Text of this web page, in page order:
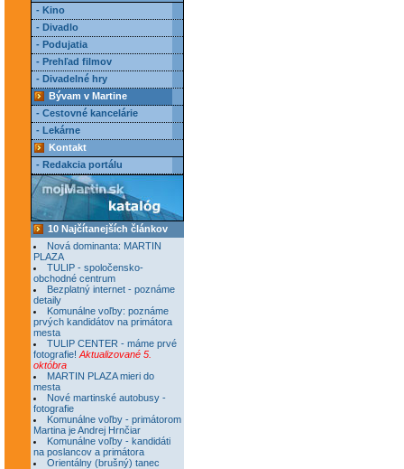
- Kino
- Divadlo
- Podujatia
- Prehľad filmov
- Divadelné hry
Bývam v Martine
- Cestovné kancelárie
- Lekárne
Kontakt
- Redakcia portálu
10 Najčítanejších článkov
Nová dominanta: MARTIN
PLAZA
TULIP - spoločensko-
obchodné centrum
Bezplatný internet - poznáme
detaily
Komunálne voľby: poznáme
prvých kandidátov na primátora
mesta
TULIP CENTER - máme prvé
fotografie! Aktualizované 5.
októbra
MARTIN PLAZA mieri do
mesta
Nové martinské autobusy -
fotografie
Komunálne voľby - primátorom
Martina je Andrej Hrnčiar
Komunálne voľby - kandidáti
na poslancov a primátora
Orientálny (brušný) tanec